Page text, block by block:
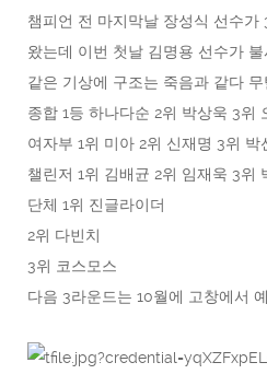
챔피언 전 마지막날 장성식 선수
왔는데 이번 첫날 김명용 선수가
같은 기상에 구조는 죽음과 같다
종합 1등 하나다순 2위 박상욱 3위
여자부 1위 미아 2위 신재명 3위 박
챌린저 1위 김배균 2위 임재욱 3위
단체 1위 진글라이더
2위 다빈치
3위 코스모스
다음 3라운드는 10월에 고창에서